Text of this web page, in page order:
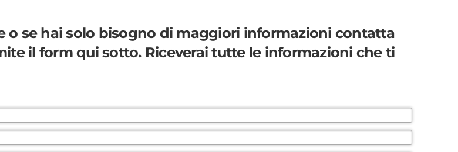
o se hai solo bisogno di maggiori informazioni contatta
il form qui sotto. Riceverai tutte le informazioni che ti